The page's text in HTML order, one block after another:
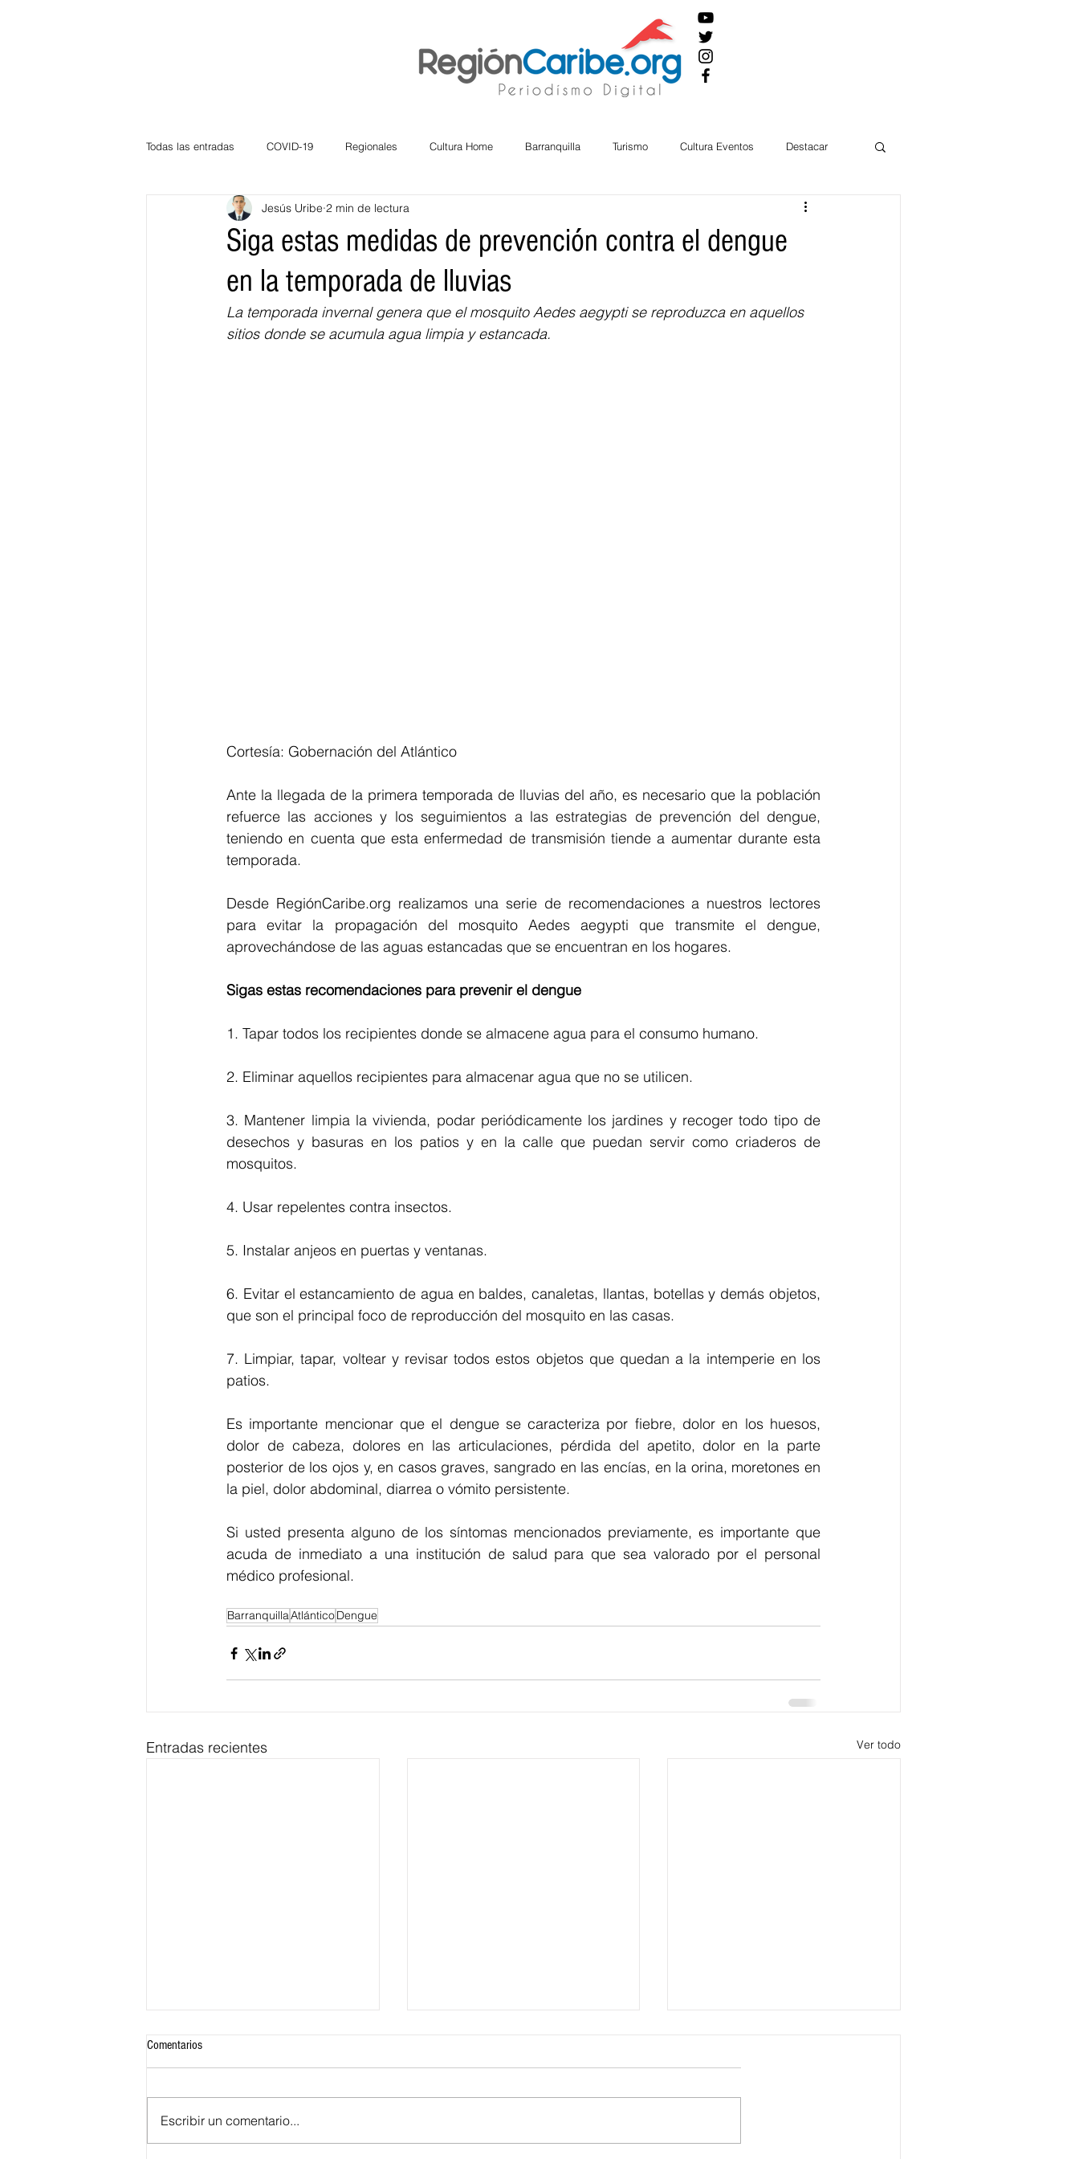
Todas las entradas COVID-19 Regionales Cultura Home Barranquilla Turismo Cultura Eventos Destacar
Atlántico La Guajira Cesar
Bloggeros Hermanos Mayores Economía
Educación BID BIENESTAR AMBIENTAL
Siga estas medidas de prevención contra el dengue
en la temporada de lluvias
Jesús Uribe 2 min de lectura
La temporada invernal genera que el mosquito Aedes aegypti se reproduzca en aquellos
sitios donde se acumula agua limpia y estancada.
Cortesía: Gobernación del Atlántico
Ante la llegada de la primera temporada de lluvias del año, es necesario que la población
refuerce las acciones y los seguimientos a las estrategias de prevención del dengue,
teniendo en cuenta que esta enfermedad de transmisión tiende a aumentar durante esta
temporada.
Desde RegiónCaribe.org realizamos una serie de recomendaciones a nuestros lectores
para evitar la propagación del mosquito Aedes aegypti que transmite el dengue,
aprovechándose de las aguas estancadas que se encuentran en los hogares.
Sigas estas recomendaciones para prevenir el dengue
1. Tapar todos los recipientes donde se almacene agua para el consumo humano.
2. Eliminar aquellos recipientes para almacenar agua que no se utilicen.
3. Mantener limpia la vivienda, podar periódicamente los jardines y recoger todo tipo de
desechos y basuras en los patios y en la calle que puedan servir como criaderos de
mosquitos.
4. Usar repelentes contra insectos.
5. Instalar anjeos en puertas y ventanas.
6. Evitar el estancamiento de agua en baldes, canaletas, llantas, botellas y demás objetos,
que son el principal foco de reproducción del mosquito en las casas.
7. Limpiar, tapar, voltear y revisar todos estos objetos que quedan a la intemperie en los
patios.
Es importante mencionar que el dengue se caracteriza por fiebre, dolor en los huesos,
dolor de cabeza, dolores en las articulaciones, pérdida del apetito, dolor en la parte
posterior de los ojos y, en casos graves, sangrado en las encías, en la orina, moretones en
la piel, dolor abdominal, diarrea o vómito persistente.
Si usted presenta alguno de los síntomas mencionados previamente, es importante que
acuda de inmediato a una institución de salud para que sea valorado por el personal
médico profesional.
BarranquillaAtlánticoDengue
Entradas recientes Ver todo
Comentarios
Escribir un comentario...